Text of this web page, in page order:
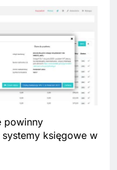
powinny
księgowe w